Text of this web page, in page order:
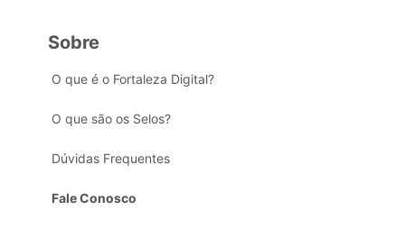
Sobre
O que é o Fortaleza Digital?
O que são os Selos?
Dúvidas Frequentes
Fale Conosco